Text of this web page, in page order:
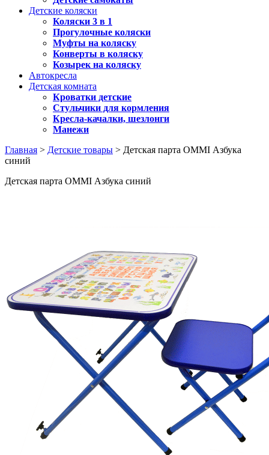
Детские коляски
Коляски 3 в 1
Прогулочные коляски
Муфты на коляску
Конверты в коляску
Козырек на коляску
Автокресла
Детская комната
Кроватки детские
Стульчики для кормления
Кресла-качалки, шезлонги
Манежи
Главная > Детские товары > Детская парта OMMI Азбука
синий
Детская парта OMMI Азбука синий